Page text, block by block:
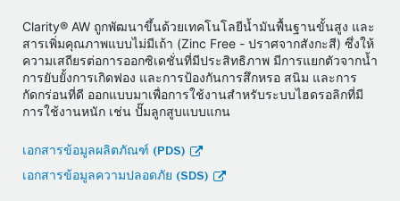
Clarity® AW ถูกพัฒนาขึ้นด้วยเทคโนโลยีน้ำมันพื้นฐานขั้นสูง และ
สารเพิ่มคุณภาพแบบไม่มีเถ้า (Zinc Free - ปราศจากสังกะสี) ซึ่งให้
ความเสถียรต่อการออกซิเดชั่นที่มีประสิทธิภาพ มีการแยกตัวจากน้ำ
การยับยั้งการเกิดฟอง และการป้องกันการสึกหรอ สนิม และการ
กัดกร่อนที่ดี ออกแบบมาเพื่อการใช้งานสําหรับระบบไฮดรอลิกที่มี
การใช้งานหนัก เช่น ปั๊มลูกสูบแบบแกน
เอกสารข้อมูลผลิตภัณฑ์ (PDS)
เอกสารข้อมูลความปลอดภัย (SDS)